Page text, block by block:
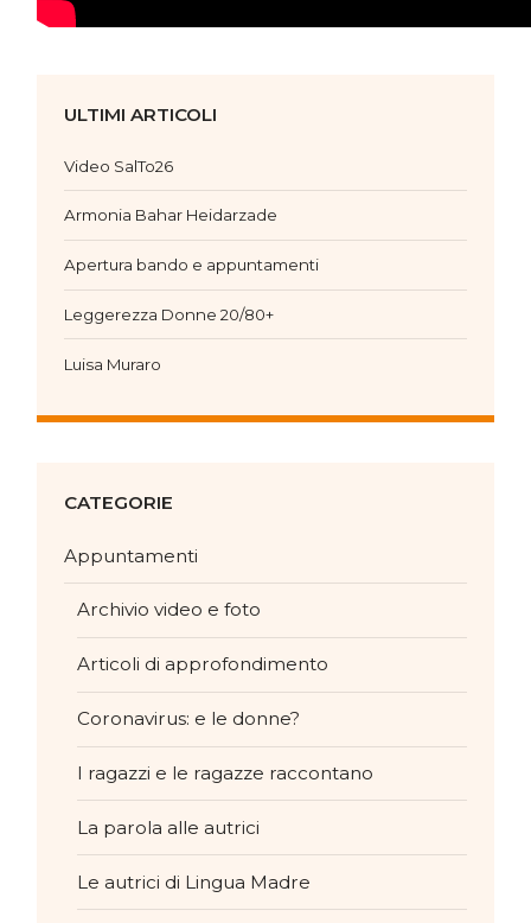
ULTIMI ARTICOLI
Video SalTo26
Armonia Bahar Heidarzade
Apertura bando e appuntamenti
Leggerezza Donne 20/80+
Luisa Muraro
CATEGORIE
Appuntamenti
Archivio video e foto
Articoli di approfondimento
Coronavirus: e le donne?
I ragazzi e le ragazze raccontano
La parola alle autrici
Le autrici di Lingua Madre